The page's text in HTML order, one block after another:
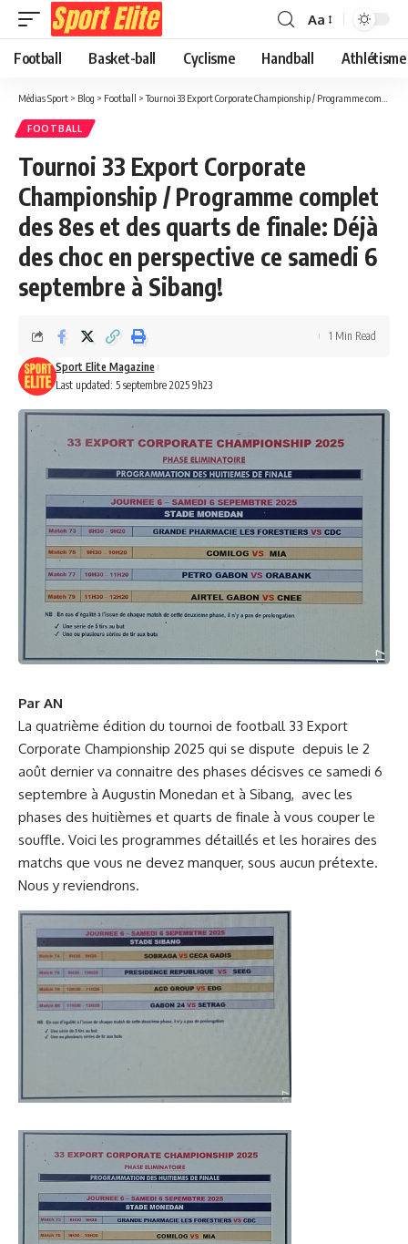
Aa
Football Basket-ball Cyclisme Handball Athlétisme
Médias Sport > Blog > Football >Tournoi 33 Export Corporate Championship / Programme complet des 8es et des quarts de finale: Déjà des choc en perspective ce samedi 6 septembre à Sibang!
FOOTBALL
Tournoi 33 Export Corporate
Championship / Programme complet
des 8es et des quarts de finale: Déjà
des choc en perspective ce samedi 6
septembre à Sibang!
Last updated: 5 septembre 2025 9h23
Sport Elite Magazine
1 Min Read
Par AN
La quatrième édition du tournoi de football 33 Export
Corporate Championship 2025 qui se dispute depuis le 2
août dernier va connaitre des phases décisves ce samedi 6
septembre à Augustin Monedan et à Sibang, avec les
phases des huitièmes et quarts de finale à vous couper le
souffle. Voici les programmes détaillés et les horaires des
matchs que vous ne devez manquer, sous aucun prétexte.
Nous y reviendrons.